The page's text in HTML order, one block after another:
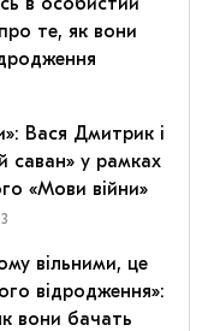
те, як вони
Вася Дмитрик і
саван» у рамках
«Мови війни»
вільними, це
відродження»:
вони бачать